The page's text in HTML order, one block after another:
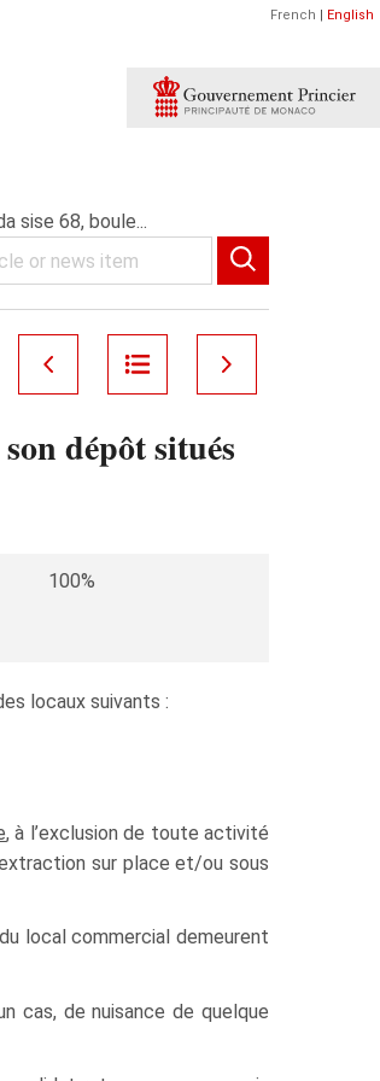
French | English
sise 68, boule...
dépôt situés
100%
locaux suivants :
, à l’exclusion de toute activité
sur place et/ou sous
local commercial demeurent
cas, de nuisance de quelque